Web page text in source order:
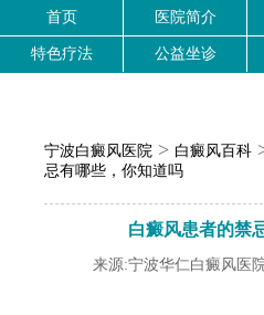
首页 医院简介
特色疗法 公益坐诊
宁波白癜风医院 > 白癜风百科
忌有哪些，你知道吗
白癜风患者的禁
来源:宁波华仁白癜风医